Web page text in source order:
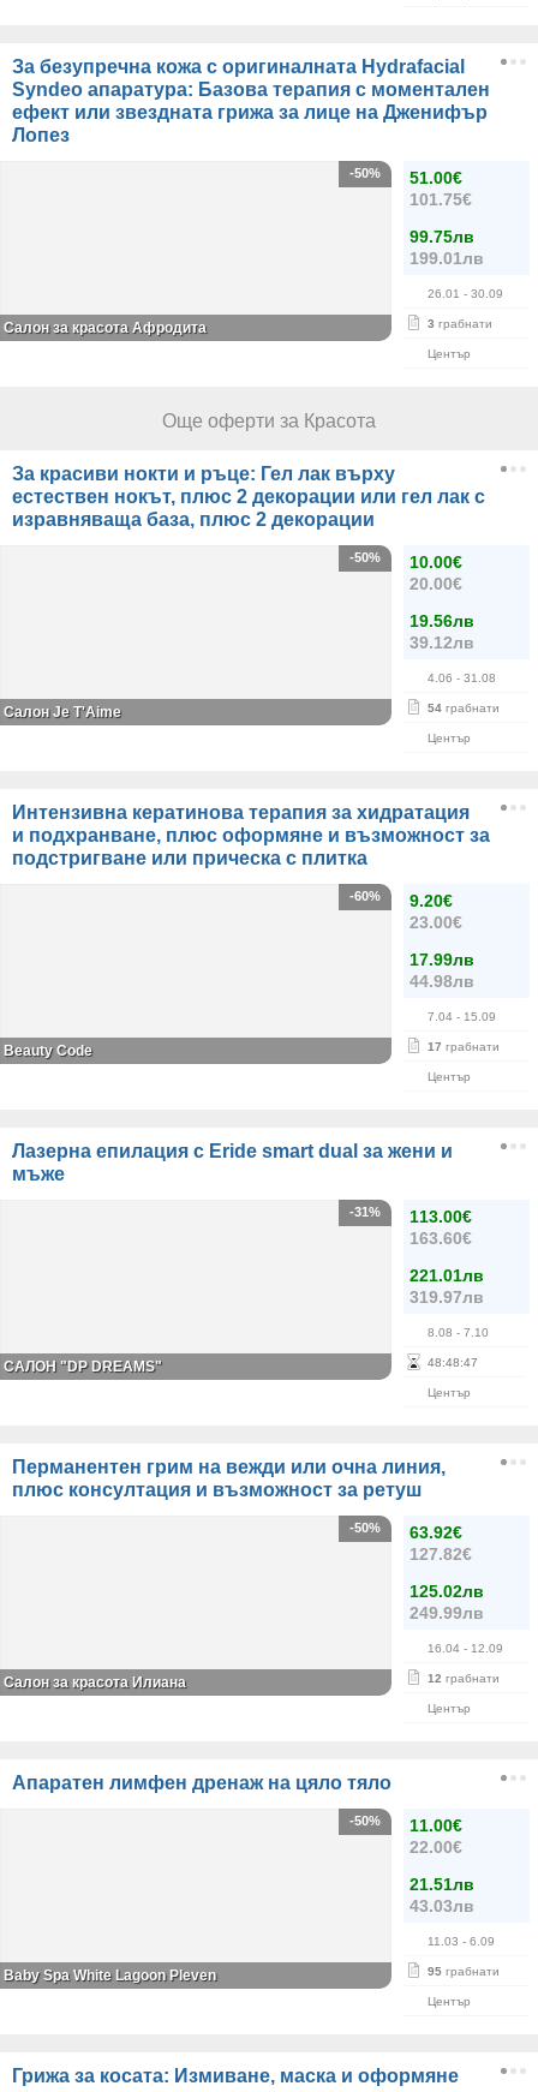
За безупречна кожа с оригиналната Hydrafacial
Syndeo апаратура: Базова терапия с моментален
ефект или звездната грижа за лице на Дженифър
Лопез
51.00€
101.75€
99.75лв
199.01лв
26.01 - 30.09
3 грабнати
Център
-50%
Салон за красота Афродита
Още оферти за Красота
За красиви нокти и ръце: Гел лак върху
естествен нокът, плюс 2 декорации или гел лак с
изравняваща база, плюс 2 декорации
10.00€
20.00€
19.56лв
39.12лв
4.06 - 31.08
54 грабнати
Център
-50%
Салон Je T'Aime
Интензивна кератинова терапия за хидратация
и подхранване, плюс оформяне и възможност за
подстригване или прическа с плитка
9.20€
23.00€
17.99лв
44.98лв
7.04 - 15.09
17 грабнати
Център
-60%
Вeauty Code
Лазерна епилация с Eride smart dual за жени и
мъже
113.00€
163.60€
221.01лв
319.97лв
8.08 - 7.10
48:48:47
Център
-31%
САЛОН "DP DREAMS"
Перманентен грим на вежди или очна линия,
плюс консултация и възможност за ретуш
63.92€
127.82€
125.02лв
249.99лв
16.04 - 12.09
12 грабнати
Център
-50%
Салон за красота Илиана
Апаратен лимфен дренаж на цяло тяло
11.00€
22.00€
21.51лв
43.03лв
11.03 - 6.09
95 грабнати
Център
-50%
Baby Spa White Lagoon Pleven
Грижа за косата: Измиване, маска и оформяне